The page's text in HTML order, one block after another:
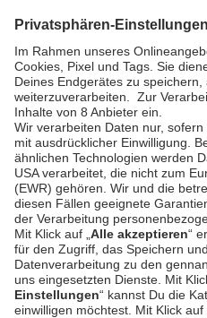
Preise
SICHERHEIT & COMPLIANCE
Sicherheit
PSD2 - Starke
Kundenauthentifizierung
PCI DSS -
Datensicherheit
Betrugsprävention